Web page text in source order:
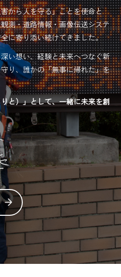
から人を守る」ことを使命と
測・道路情報・画像伝送システ
に寄り添い続けてきました。
い想い、経験と未来へつなぐ新
り、誰かの「無事に帰れた」を
と）」として、一緒に未来を創